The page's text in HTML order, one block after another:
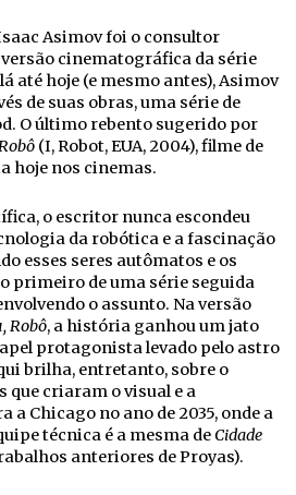
Asimov foi o consultor
cinematográfica da série
lá até hoje (e mesmo antes), Asimov
de suas obras, uma série de
O último rebento sugerido por
(I, Robot, EUA, 2004), filme de
hoje nos cinemas.
o escritor nunca escondeu
da robótica e a fascinação
esses seres autômatos e os
primeiro de uma série seguida
o assunto. Na versão
Robô, a história ganhou um jato
protagonista levado pelo astro
brilha, entretanto, sobre o
que criaram o visual e a
Chicago no ano de 2035, onde a
técnica é a mesma deCidade
anteriores de Proyas).